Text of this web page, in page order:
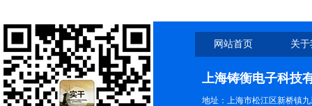
网站首页 关
上海铸衡电子科技
地址：上海市松江区新桥镇